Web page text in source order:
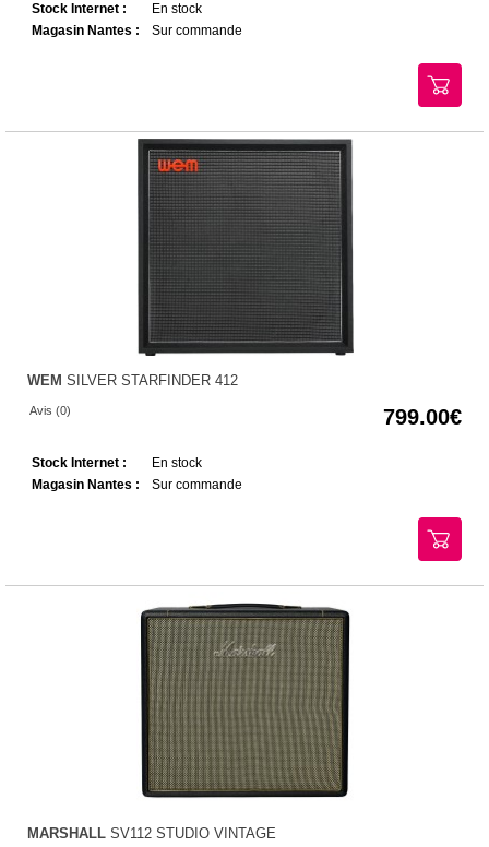
Stock Internet :
En stock
Magasin Nantes :
Sur commande
WEM SILVER STARFINDER 412
Avis (0) 799.00
Stock Internet :
En stock
Magasin Nantes :
Sur commande
MARSHALL SV112 STUDIO VINTAGE